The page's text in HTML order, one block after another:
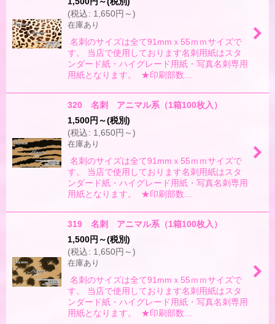
(税込: 1,650円 ～)
在庫あり
名刺のサイズは全て91mmｘ55ｍｍサイズで
す。 当店で使用しております名刺用紙はスタ
ンダード紙・ハイグレード用紙・写真名刺専用
用紙となります。 ★印刷部数…
320 名刺 アニマル系（1箱100枚入）
1,500円 ～(税別)
(税込: 1,650円 ～)
在庫あり
名刺のサイズは全て91mmｘ55ｍｍサイズで
す。 当店で使用しております名刺用紙はスタ
ンダード紙・ハイグレード用紙・写真名刺専用
用紙となります。 ★印刷部数…
319 名刺 アニマル系（1箱100枚入）
1,500円 ～(税別)
(税込: 1,650円 ～)
在庫あり
名刺のサイズは全て91mmｘ55ｍｍサイズで
す。 当店で使用しております名刺用紙はスタ
ンダード紙・ハイグレード用紙・写真名刺専用
用紙となります。 ★印刷部数…